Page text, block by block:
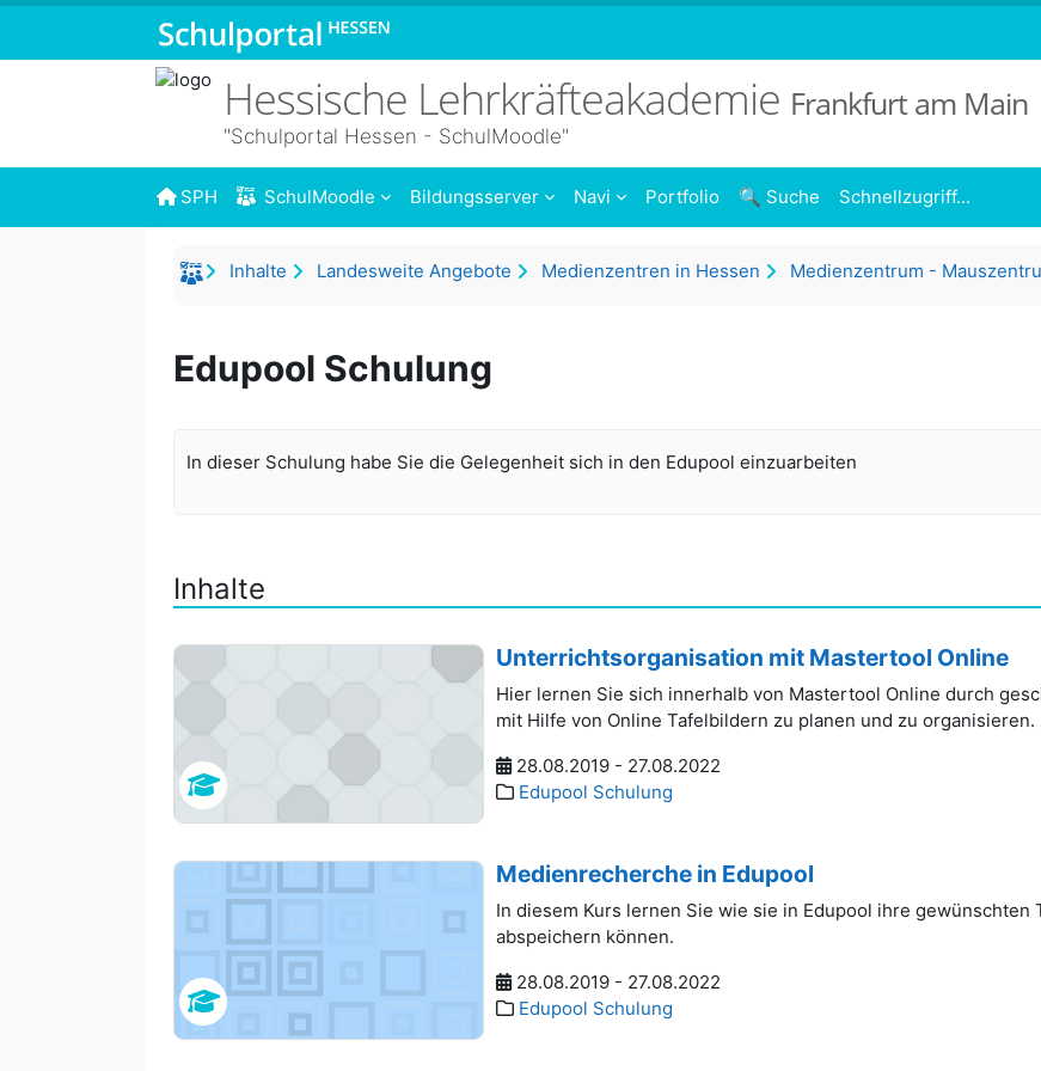
Zum Hauptinhalt
Hessische Lehrkräfteakademie Frankfurt am Main
"Schulportal Hessen - SchulMoodle"
SPH SchulMoodle Bildungsserver Navi Portfolio 🔍 Suche Schnellzugriff...
Inhalte Landesweite Angebote Medienzentren in Hessen
Edupool Schulung
In dieser Schulung habe Sie die Gelegenheit sich in den Edupool einzuarbeiten
Inhalte
Unterrichtsorganisation mit Mastertool Online
Hier lernen Sie sich innerhalb von Mastertool Online durch
mit Hilfe von Online Tafelbildern zu planen und zu organisieren.
28.08.2019 - 27.08.2022
Edupool Schulung
Medienrecherche in Edupool
In diesem Kurs lernen Sie wie sie in Edupool ihre
abspeichern können.
28.08.2019 - 27.08.2022
Edupool Schulung